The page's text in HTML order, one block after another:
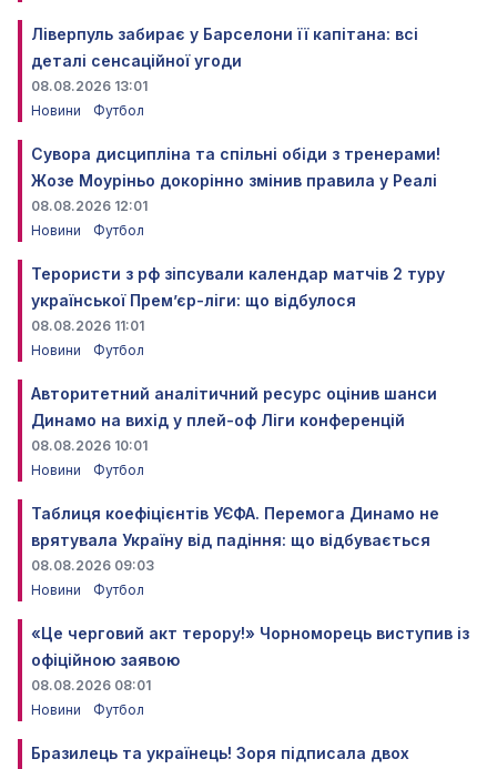
Ліверпуль забирає у Барселони її капітана: всі
деталі сенсаційної угоди
08.08.2026 13:01
Новини
Футбол
Сувора дисципліна та спільні обіди з тренерами!
Жозе Моуріньо докорінно змінив правила у Реалі
08.08.2026 12:01
Новини
Футбол
Терористи з рф зіпсували календар матчів 2 туру
української Прем’єр-ліги: що відбулося
08.08.2026 11:01
Новини
Футбол
Авторитетний аналітичний ресурс оцінив шанси
Динамо на вихід у плей-оф Ліги конференцій
08.08.2026 10:01
Новини
Футбол
Таблиця коефіцієнтів УЄФА. Перемога Динамо не
врятувала Україну від падіння: що відбувається
08.08.2026 09:03
Новини
Футбол
«Це черговий акт терору!» Чорноморець виступив із
офіційною заявою
08.08.2026 08:01
Новини
Футбол
Бразилець та українець! Зоря підписала двох